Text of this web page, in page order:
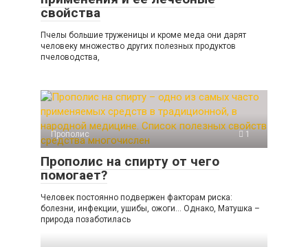
свойства
Пчелы большие труженицы и кроме меда они дарят
человеку множество других полезных продуктов
пчеловодства,
Прополис 1
Прополис на спирту от чего
помогает?
Человек постоянно подвержен факторам риска:
болезни, инфекции, ушибы, ожоги… Однако, Матушка –
природа позаботилась